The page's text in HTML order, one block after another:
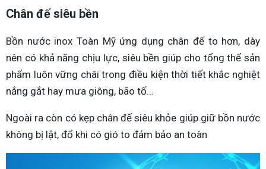
Chân đế siêu bền
Bồn nước inox Toàn Mỹ ứng dụng chân đế to hơn, dày
nên có khả năng chịu lực, siêu bền giúp cho tổng thể sản
phẩm luôn vững chãi trong điều kiện thời tiết khắc nghiệt
nắng gắt hay mưa giông, bão tố…
Ngoài ra còn có kẹp chân đế siêu khỏe giúp giữ bồn nước
không bị lật, đổ khi có gió to đảm bảo an toàn